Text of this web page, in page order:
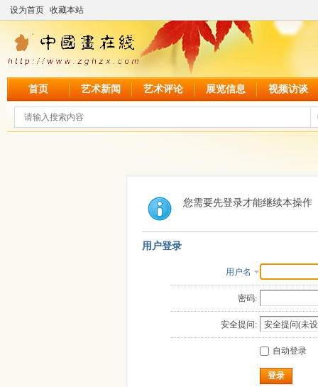
设为首页 收藏本站
首页 艺术新闻 艺术评论 展览信息 视频访谈
您需要先登录才能继续本操作
用户登录
用户名
密码:
安全提问:
自动登录
登录